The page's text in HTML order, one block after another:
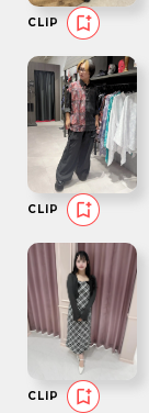
CLIP
CLIP
CLIP